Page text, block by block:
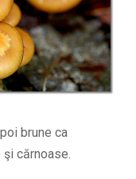
brune ca
cărnoase.